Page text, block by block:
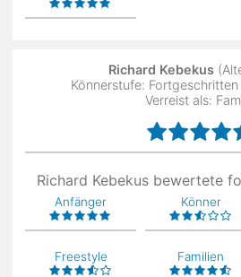
Richard Kebekus
Könnerstufe:
Verreist als:
Richard Kebekus bewertete
Anfänger Könner
Freestyle Familien